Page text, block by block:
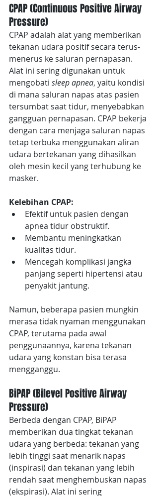
CPAP (Continuous Positive Airway
Pressure)
CPAP adalah alat yang memberikan
tekanan udara positif secara terus-
menerus ke saluran pernapasan.
Alat ini sering digunakan untuk
mengobati sleep apnea, yaitu kondisi
di mana saluran napas atas pasien
tersumbat saat tidur, menyebabkan
gangguan pernapasan. CPAP bekerja
dengan cara menjaga saluran napas
tetap terbuka menggunakan aliran
udara bertekanan yang dihasilkan
oleh mesin kecil yang terhubung ke
masker.
Kelebihan CPAP:
Efektif untuk pasien dengan
apnea tidur obstruktif.
Membantu meningkatkan
kualitas tidur.
Mencegah komplikasi jangka
panjang seperti hipertensi atau
penyakit jantung.
Namun, beberapa pasien mungkin
merasa tidak nyaman menggunakan
CPAP, terutama pada awal
penggunaannya, karena tekanan
udara yang konstan bisa terasa
mengganggu.
BiPAP (Bilevel Positive Airway
Pressure)
Berbeda dengan CPAP, BiPAP
memberikan dua tingkat tekanan
udara yang berbeda: tekanan yang
lebih tinggi saat menarik napas
(inspirasi) dan tekanan yang lebih
rendah saat menghembuskan napas
(ekspirasi). Alat ini sering